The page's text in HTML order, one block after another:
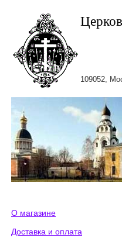
109052,
О магазине
Доставка и оплата